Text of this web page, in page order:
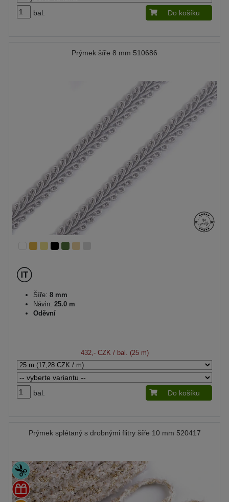
bal. Do košíku
Prýmek šíře 8 mm 510686
Šíře: 8 mm
Návin: 25.0 m
Oděvní
432,- CZK / bal. (25 m)
bal. Do košíku
Prýmek splétaný s drobnými flitry šíře 10 mm 520417